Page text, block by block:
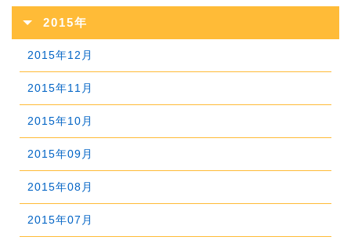
2025年01月
2024年02月
2024年01月
2023年03月
2023年02月
2023年01月
2021年06月
2021年05月
2021年04月
2021年03月
2021年02月
2021年01月
2020年07月
2020年06月
2020年05月
2020年04月
2020年03月
2020年02月
2020年01月
2019年08月
2019年07月
2019年06月
2019年05月
2019年04月
2019年03月
2019年02月
2018年09月
2018年08月
2018年07月
2018年06月
2018年05月
2018年04月
2018年03月
2017年11月
2017年10月
2017年09月
2017年08月
2017年07月
2017年06月
2017年05月
2017年04月
2016年12月
2015年
2015年12月
2015年11月
2015年10月
2015年09月
2015年08月
2015年07月